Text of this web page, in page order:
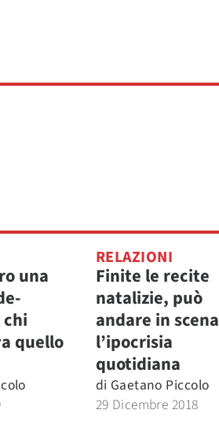
una
quello
RELAZIONI
Finite le recite
natalizie, può
andare in scena
l’ipocrisia
quotidiana
di Gaetano Piccolo
29 Dicembre 2018